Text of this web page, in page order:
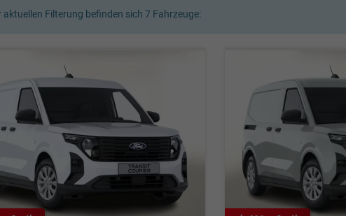
aktuellen Filterung befinden sich 7 Fahrzeuge: